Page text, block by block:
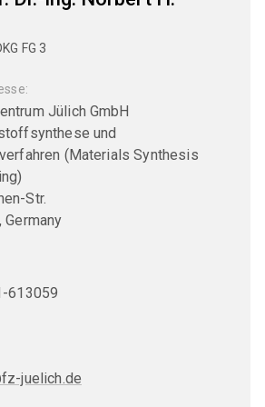
wissenschaftlicher Praxis
Entwicklung
Prozesse"
und Prozessdiagnostik"
"Charakterisierung poröser
"Thermomechanische
der Keramik"
FG 3
Jülich GmbH
und
(Materials Synthesis
Str.
613059
juelich.de